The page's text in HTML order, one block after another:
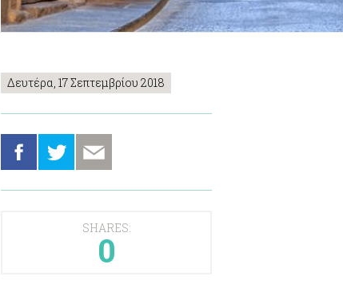
Δευτέρα, 17 Σεπτεμβρίου 2018
SHARES:
0